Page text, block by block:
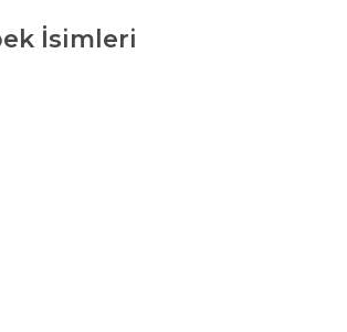
İsimleri